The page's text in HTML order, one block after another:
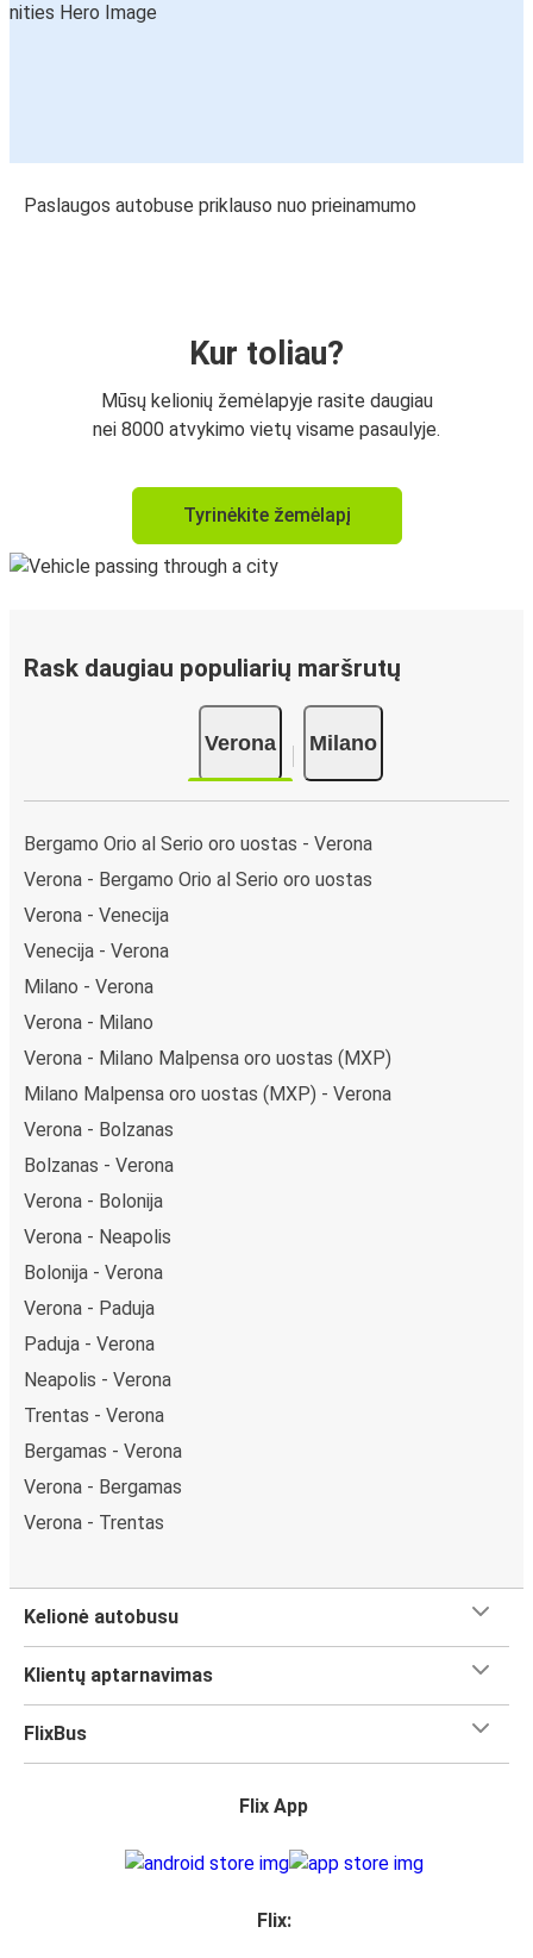
Paslaugos autobuse priklauso nuo prieinamumo
Kur toliau?
Mūsų kelionių žemėlapyje rasite daugiau
nei 8000 atvykimo vietų visame pasaulyje.
Tyrinėkite žemėlapį
Rask daugiau populiarių maršrutų
Verona Milano
Bergamo Orio al Serio oro uostas - Verona
Verona - Bergamo Orio al Serio oro uostas
Verona - Venecija
Venecija - Verona
Milano - Verona
Verona - Milano
Verona - Milano Malpensa oro uostas (MXP)
Milano Malpensa oro uostas (MXP) - Verona
Verona - Bolzanas
Bolzanas - Verona
Verona - Bolonija
Verona - Neapolis
Bolonija - Verona
Verona - Paduja
Paduja - Verona
Neapolis - Verona
Trentas - Verona
Bergamas - Verona
Verona - Bergamas
Verona - Trentas
Kelionė autobusu
Klientų aptarnavimas
FlixBus
Flix App
Flix: